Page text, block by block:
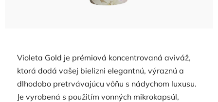
Violeta Gold je prémiová koncentrovaná aviváž,
ktorá dodá vašej bielizni elegantnú, výraznú a
dlhodobo pretrvávajúcu vôňu s nádychom luxusu.
Je vyrobená s použitím vonných mikrokapsúl,